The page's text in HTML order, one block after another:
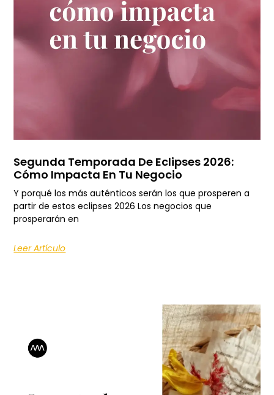
Segunda Temporada De Eclipses 2026:
Cómo Impacta En Tu Negocio
Y porqué los más auténticos serán los que prosperen a
partir de estos eclipses 2026 Los negocios que
prosperarán en
Leer Artículo